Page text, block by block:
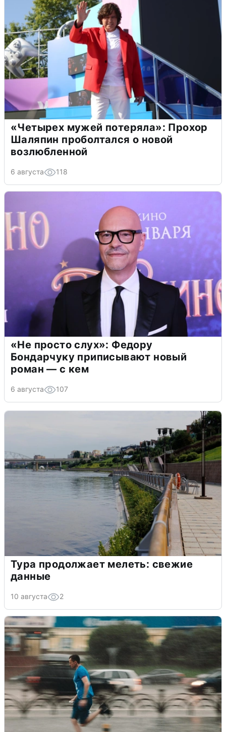
«Четырех мужей потеряла»: Прохор
Шаляпин проболтался о новой
возлюбленной
6 августа 118
«Не просто слух»: Федору
Бондарчуку приписывают новый
роман — с кем
6 августа 107
Тура продолжает мелеть: свежие
данные
10 августа 2